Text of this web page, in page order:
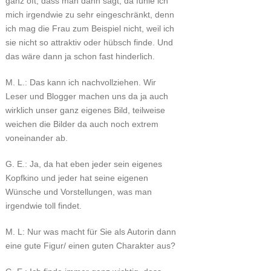
mich irgendwie zu sehr eingeschränkt, denn
ich mag die Frau zum Beispiel nicht, weil ich
sie nicht so attraktiv oder hübsch finde. Und
das wäre dann ja schon fast hinderlich.
M. L.: Das kann ich nachvollziehen. Wir
Leser und Blogger machen uns da ja auch
wirklich unser ganz eigenes Bild, teilweise
weichen die Bilder da auch noch extrem
voneinander ab.
G. E.: Ja, da hat eben jeder sein eigenes
Kopfkino und jeder hat seine eigenen
Wünsche und Vorstellungen, was man
irgendwie toll findet.
M. L: Nur was macht für Sie als Autorin dann
eine gute Figur/ einen guten Charakter aus?